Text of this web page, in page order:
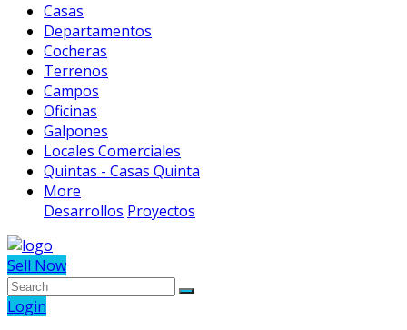
Casas
Departamentos
Cocheras
Terrenos
Campos
Oficinas
Galpones
Locales Comerciales
Quintas - Casas Quinta
More
Desarrollos Proyectos
Sell Now
Login